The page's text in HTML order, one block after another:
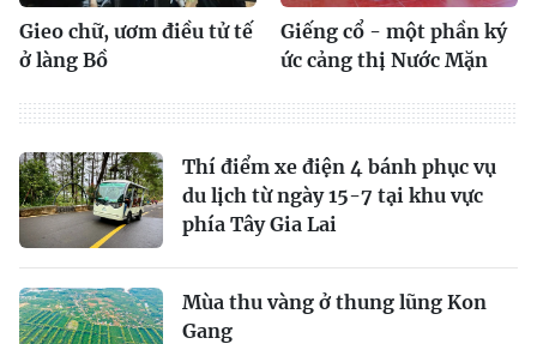
Gieo chữ, ươm điều tử tế
ở làng Bồ
Giếng cổ - một phần ký
ức cảng thị Nước Mặn
Thí điểm xe điện 4 bánh phục vụ
du lịch từ ngày 15-7 tại khu vực
phía Tây Gia Lai
Mùa thu vàng ở thung lũng Kon
Gang